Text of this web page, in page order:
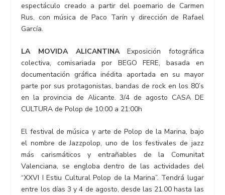
espectáculo creado a partir del poemario de Carmen
Rus, con música de Paco Tarín y dirección de Rafael
García.
LA MOVIDA ALICANTINAExposición fotográfica
colectiva, comisariada por BEGO FERE, basada en
documentación gráfica inédita aportada en su mayor
parte por sus protagonistas, bandas de rock en los 80’s
en la provincia de Alicante. 3/4 de agosto CASA DE
CULTURA de Polop de 10:00 a 21:00h
El festival de música y arte de Polop de la Marina, bajo
el nombre de Jazzpolop, uno de los festivales de jazz
más carismáticos y entrañables de la Comunitat
Valenciana, se engloba dentro de las actividades del
“XXVI I Estiu Cultural Polop de la Marina”. Tendrá lugar
entre los días 3 y 4 de agosto, desde las 21.00 hasta las